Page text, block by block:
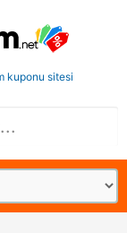
kuponu sitesi